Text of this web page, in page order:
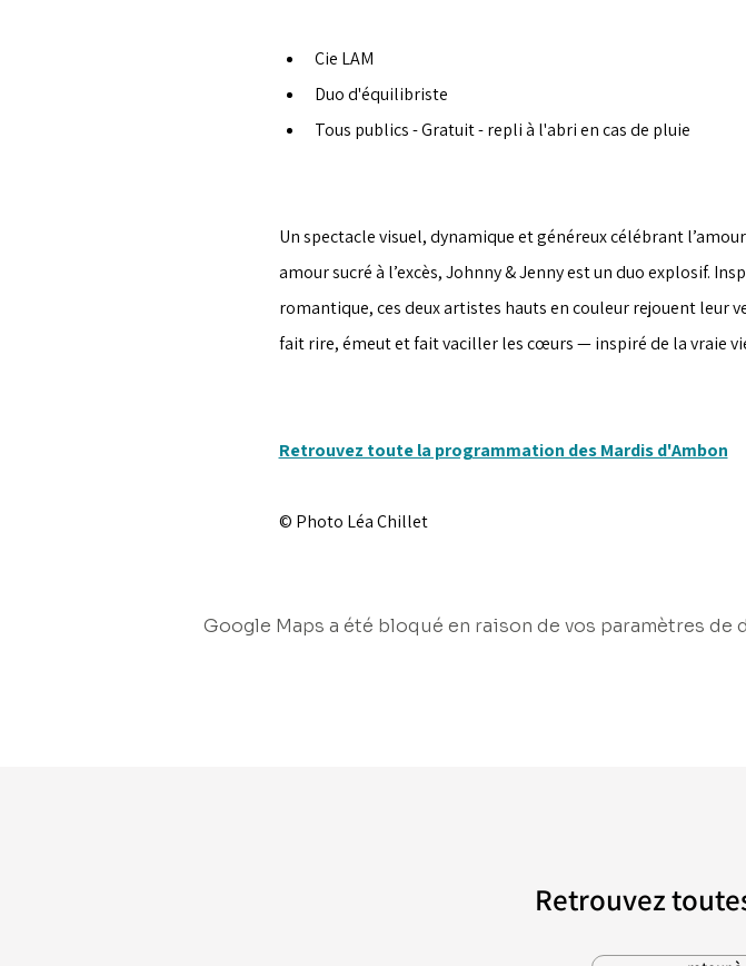
Cie LAM
Duo d'équilibriste
Tous publics - Gratuit - repli à l'abri en cas de pluie
Un spectacle visuel, dynamique et généreux célébrant
amour sucré à l’excès, Johnny & Jenny est un duo explosif.
romantique, ces deux artistes hauts en couleur rejouent leur
fait rire, émeut et fait vaciller les cœurs — inspiré de la vraie
Retrouvez toute la programmation des Mardis d'Ambon
© Photo Léa Chillet
Google Maps a été bloqué en raison de vos paramètres
Retrouvez